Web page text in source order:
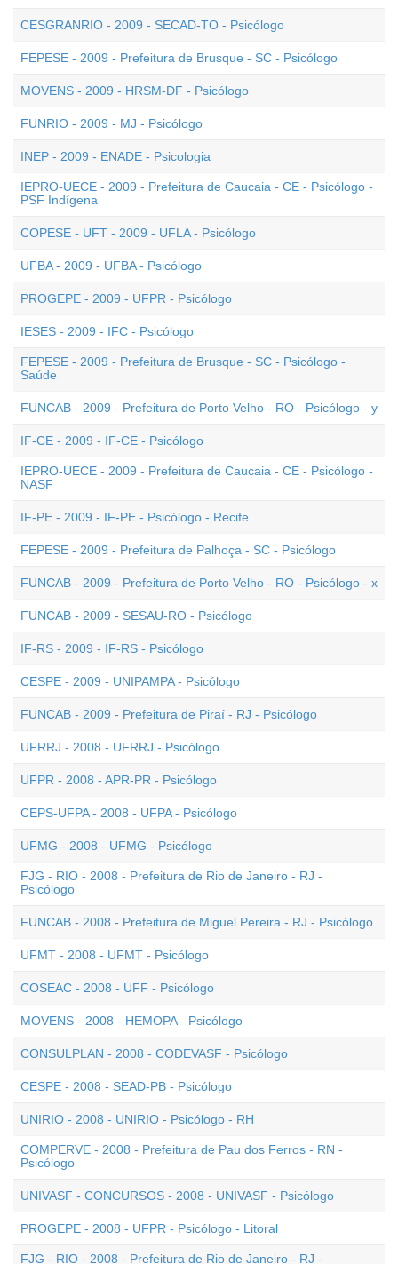
CESGRANRIO - 2009 - SECAD-TO - Psicólogo
FEPESE - 2009 - Prefeitura de Brusque - SC - Psicólogo
MOVENS - 2009 - HRSM-DF - Psicólogo
FUNRIO - 2009 - MJ - Psicólogo
INEP - 2009 - ENADE - Psicologia
IEPRO-UECE - 2009 - Prefeitura de Caucaia - CE - Psicólogo -
PSF Indígena
COPESE - UFT - 2009 - UFLA - Psicólogo
UFBA - 2009 - UFBA - Psicólogo
PROGEPE - 2009 - UFPR - Psicólogo
IESES - 2009 - IFC - Psicólogo
FEPESE - 2009 - Prefeitura de Brusque - SC - Psicólogo -
Saúde
FUNCAB - 2009 - Prefeitura de Porto Velho - RO - Psicólogo - y
IF-CE - 2009 - IF-CE - Psicólogo
IEPRO-UECE - 2009 - Prefeitura de Caucaia - CE - Psicólogo -
NASF
IF-PE - 2009 - IF-PE - Psicólogo - Recife
FEPESE - 2009 - Prefeitura de Palhoça - SC - Psicólogo
FUNCAB - 2009 - Prefeitura de Porto Velho - RO - Psicólogo - x
FUNCAB - 2009 - SESAU-RO - Psicólogo
IF-RS - 2009 - IF-RS - Psicólogo
CESPE - 2009 - UNIPAMPA - Psicólogo
FUNCAB - 2009 - Prefeitura de Piraí - RJ - Psicólogo
UFRRJ - 2008 - UFRRJ - Psicólogo
UFPR - 2008 - APR-PR - Psicólogo
CEPS-UFPA - 2008 - UFPA - Psicólogo
UFMG - 2008 - UFMG - Psicólogo
FJG - RIO - 2008 - Prefeitura de Rio de Janeiro - RJ -
Psicólogo
FUNCAB - 2008 - Prefeitura de Miguel Pereira - RJ - Psicólogo
UFMT - 2008 - UFMT - Psicólogo
COSEAC - 2008 - UFF - Psicólogo
MOVENS - 2008 - HEMOPA - Psicólogo
CONSULPLAN - 2008 - CODEVASF - Psicólogo
CESPE - 2008 - SEAD-PB - Psicólogo
UNIRIO - 2008 - UNIRIO - Psicólogo - RH
COMPERVE - 2008 - Prefeitura de Pau dos Ferros - RN -
Psicólogo
UNIVASF - CONCURSOS - 2008 - UNIVASF - Psicólogo
PROGEPE - 2008 - UFPR - Psicólogo - Litoral
FJG - RIO - 2008 - Prefeitura de Rio de Janeiro - RJ -